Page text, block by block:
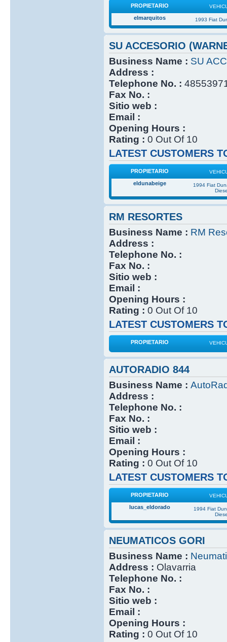
PROPIETARIO
elmarquitos 1993 Fiat
SU ACCESORIO
Business Name : SU
Address :
Telephone No. :
Fax No. :
Sitio web :
Email :
Opening Hours :
Rating : 0 Out Of 10
LATEST CUSTOMERS
PROPIETARIO
eldunabeige
1994 Fiat
RM RESORTES
Business Name : RM
Address :
Telephone No. :
Fax No. :
Sitio web :
Email :
Opening Hours :
Rating : 0 Out Of 10
LATEST CUSTOMERS
PROPIETARIO
AUTORADIO 844
Business Name :
Address :
Telephone No. :
Fax No. :
Sitio web :
Email :
Opening Hours :
Rating : 0 Out Of 10
LATEST CUSTOMERS
PROPIETARIO
lucas_eldorado
1994 Fiat
NEUMATICOS GORI
Business Name :
Address : Olavarria
Telephone No. :
Fax No. :
Sitio web :
Email :
Opening Hours :
Rating : 0 Out Of 10